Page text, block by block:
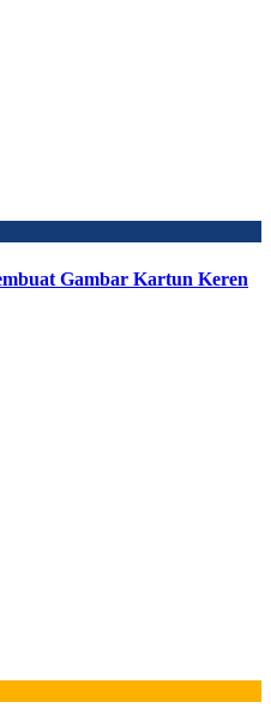
Gambar Kartun Keren